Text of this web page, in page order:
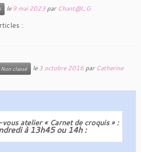
le9 mai 2023 par Chant@l_G
:
Non classé le3 octobre 2016 par Catherine
atelier « Carnet de croquis » :
à 13h45ou 14h :